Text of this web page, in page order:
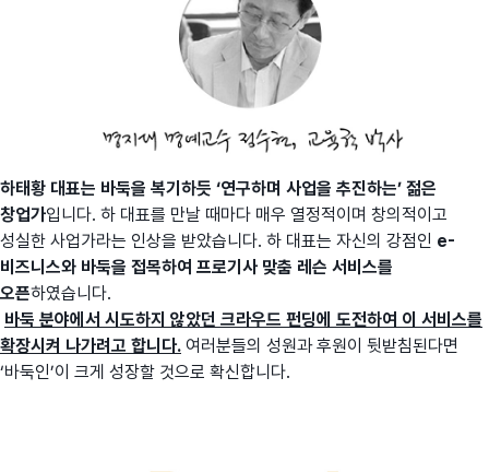
하태황 대표는 바둑을 복기하듯 ‘연구하며 사업을 추진하는’ 젊은
창업가입니다. 하 대표를 만날 때마다 매우 열정적이며 창의적이고
성실한 사업가라는 인상을 받았습니다. 하 대표는 자신의 강점인 e-
비즈니스와 바둑을 접목하여 프로기사 맞춤 레슨 서비스를
오픈하였습니다.
바둑 분야에서 시도하지 않았던 크라우드 펀딩에 도전하여 이 서비스를
확장시켜 나가려고 합니다. 여러분들의 성원과 후원이 뒷받침된다면
‘바둑인’이 크게 성장할 것으로 확신합니다.